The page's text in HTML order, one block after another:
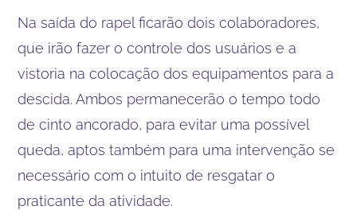
Na saída do rapel ficarão dois colaboradores,
que irão fazer o controle dos usuários e a
vistoria na colocação dos equipamentos para a
descida. Ambos permanecerão o tempo todo
de cinto ancorado, para evitar uma possível
queda, aptos também para uma intervenção se
necessário com o intuito de resgatar o
praticante da atividade.